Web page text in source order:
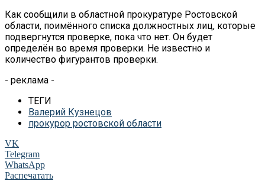
Как сообщили в областной прокуратуре Ростовской
области, поимённого списка должностных лиц, которые
подвергнутся проверке, пока что нет. Он будет
определён во время проверки. Не известно и
количество фигурантов проверки.
- реклама -
ТЕГИ
Валерий Кузнецов
прокурор ростовской области
VK
Telegram
WhatsApp
Распечатать